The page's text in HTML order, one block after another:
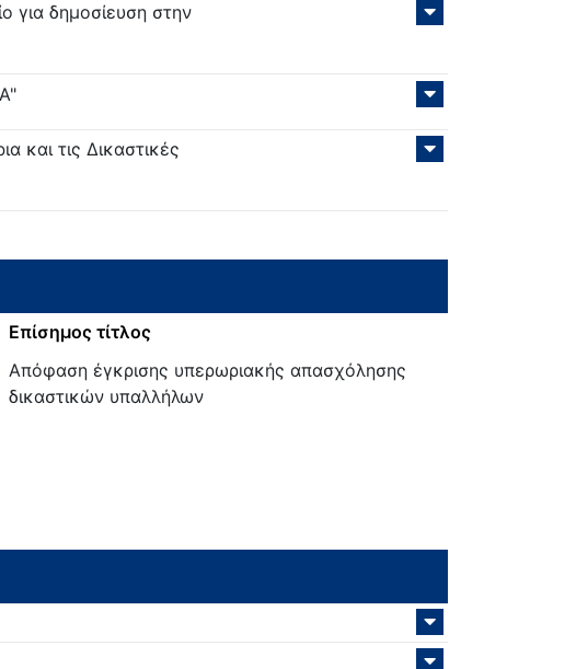
για δημοσίευση στην
και τις Δικαστικές
Επίσημος τίτλος
Απόφαση έγκρισης υπερωριακής απασχόλησης
δικαστικών υπαλλήλων